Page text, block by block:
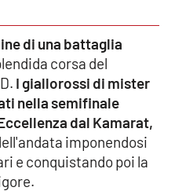
di una battaglia
corsa del
I giallorossi di mister
nella semifinale
dal Kamarat,
imponendosi
e conquistando poi la